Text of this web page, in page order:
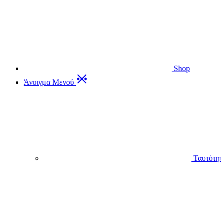
Shop
Άνοιγμα Μενού